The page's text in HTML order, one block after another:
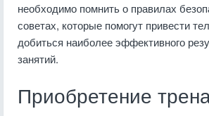
необходимо помнить о правилах
советах, которые помогут привести
добиться наиболее эффективного
занятий.
Приобретение